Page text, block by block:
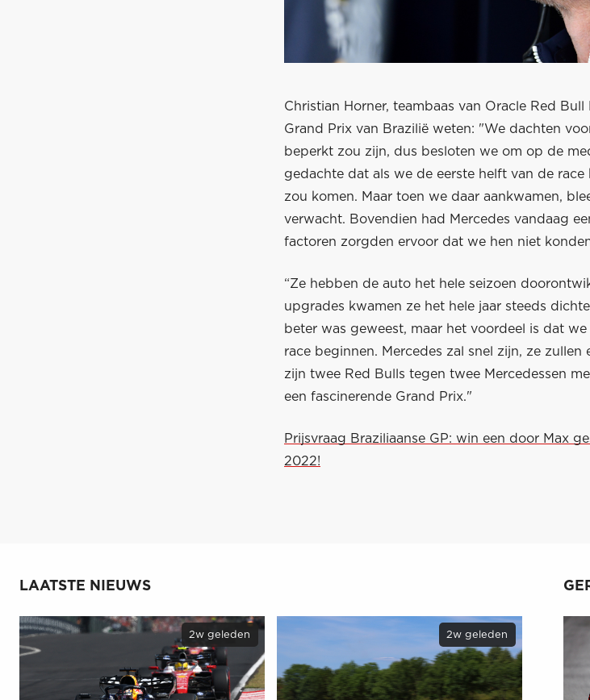
Christian Horner, teambaas van Oracle Red
Grand Prix van Brazilië weten: "We dachten
beperkt zou zijn, dus besloten we om op de
gedachte dat als we de eerste helft van de
zou komen. Maar toen we daar aankwamen,
verwacht. Bovendien had Mercedes vandaag
factoren zorgden ervoor dat we hen niet
“Ze hebben de auto het hele seizoen
upgrades kwamen ze het hele jaar steeds
beter was geweest, maar het voordeel is dat
race beginnen. Mercedes zal snel zijn, ze
zijn twee Red Bulls tegen twee Mercedessen
een fascinerende Grand Prix."
Prijsvraag Braziliaanse GP: win een door Max
2022!
LAATSTE NIEUWS
2w geleden 2w geleden